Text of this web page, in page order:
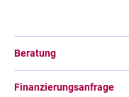
Beratung
Finanzierungsanfrage